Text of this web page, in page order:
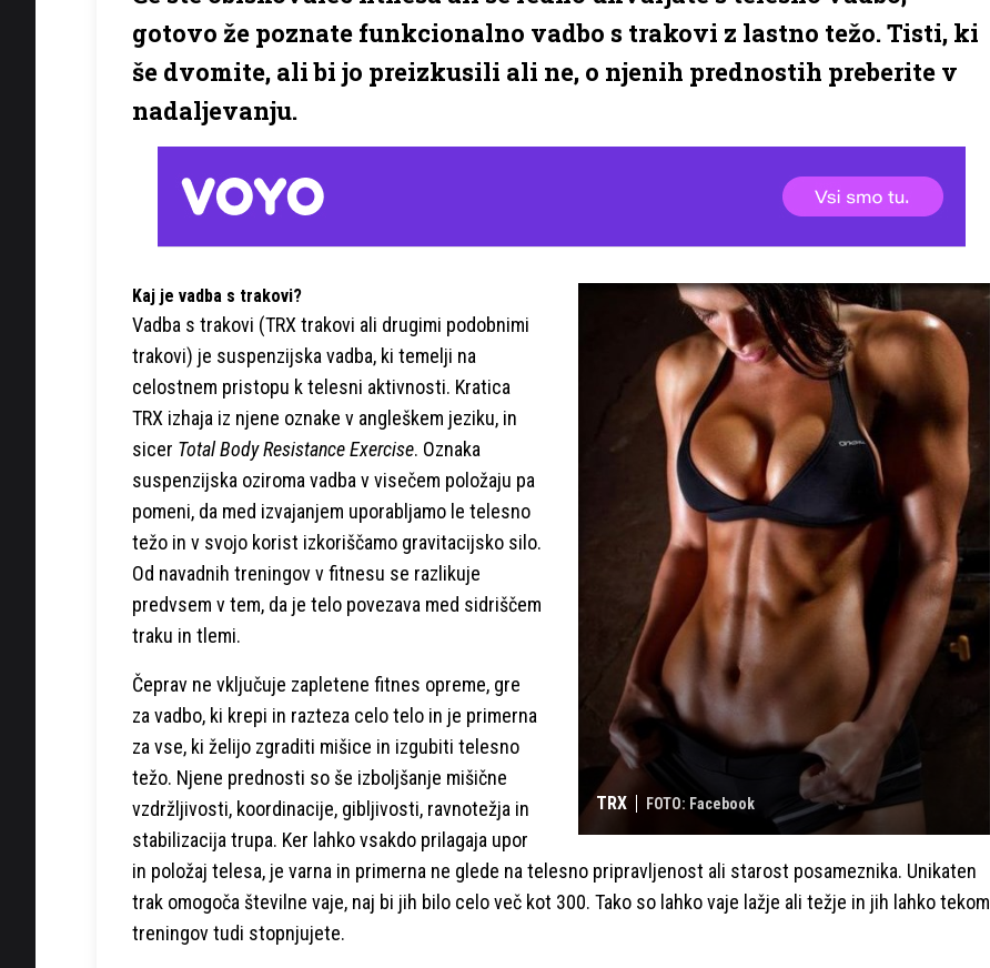
gotovo že poznate funkcionalno vadbo s trakovi z lastno težo. Tisti, ki
še dvomite, ali bi jo preizkusili ali ne, o njenih prednostih preberite v
nadaljevanju.
TRX FOTO: Facebook
Kaj je vadba s trakovi?
Vadba s trakovi (TRX trakovi ali drugimi podobnimi
trakovi) je suspenzijska vadba, ki temelji na
celostnem pristopu k telesni aktivnosti. Kratica
TRX izhaja iz njene oznake v angleškem jeziku, in
sicer Total Body Resistance Exercise. Oznaka
suspenzijska oziroma vadba v visečem položaju pa
pomeni, da med izvajanjem uporabljamo le telesno
težo in v svojo korist izkoriščamo gravitacijsko silo.
Od navadnih treningov v fitnesu se razlikuje
predvsem v tem, da je telo povezava med sidriščem
traku in tlemi.
Čeprav ne vključuje zapletene fitnes opreme, gre
za vadbo, ki krepi in razteza celo telo in je primerna
za vse, ki želijo zgraditi mišice in izgubiti telesno
težo. Njene prednosti so še izboljšanje mišične
vzdržljivosti, koordinacije, gibljivosti, ravnotežja in
stabilizacija trupa. Ker lahko vsakdo prilagaja upor
in položaj telesa, je varna in primerna ne glede na telesno pripravljenost ali starost posameznika. Unikaten
trak omogoča številne vaje, naj bi jih bilo celo več kot 300. Tako so lahko vaje lažje ali težje in jih lahko tekom
treningov tudi stopnjujete.